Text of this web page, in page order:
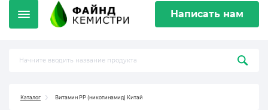
Написать нам
Каталог Витамин PP (никотинамид) Китай